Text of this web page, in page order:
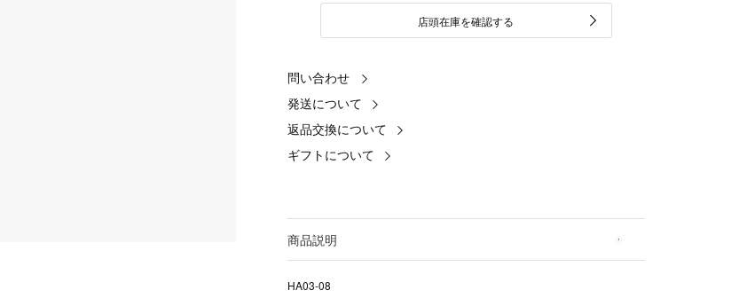
店頭在庫を確認する
問い合わせ
発送について
返品交換について
ギフトについて
商品説明
HA03-08